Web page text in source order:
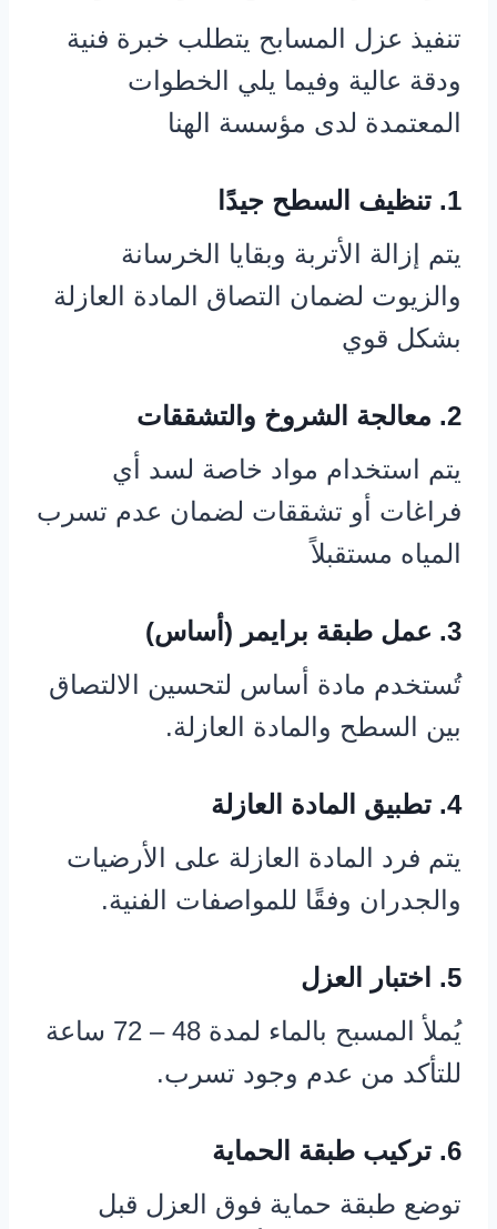
تنفيذ عزل المسابح يتطلب خبرة فنية
ودقة عالية وفيما يلي الخطوات
المعتمدة لدى مؤسسة الهنا
1. تنظيف السطح جيدًا
يتم إزالة الأتربة وبقايا الخرسانة
والزيوت لضمان التصاق المادة العازلة
بشكل قوي
2. معالجة الشروخ والتشققات
يتم استخدام مواد خاصة لسد أي
فراغات أو تشققات لضمان عدم تسرب
المياه مستقبلاً
3. عمل طبقة برايمر (أساس)
تُستخدم مادة أساس لتحسين الالتصاق
بين السطح والمادة العازلة.
4. تطبيق المادة العازلة
يتم فرد المادة العازلة على الأرضيات
والجدران وفقًا للمواصفات الفنية.
5. اختبار العزل
يُملأ المسبح بالماء لمدة 48 – 72 ساعة
للتأكد من عدم وجود تسرب.
6. تركيب طبقة الحماية
توضع طبقة حماية فوق العزل قبل